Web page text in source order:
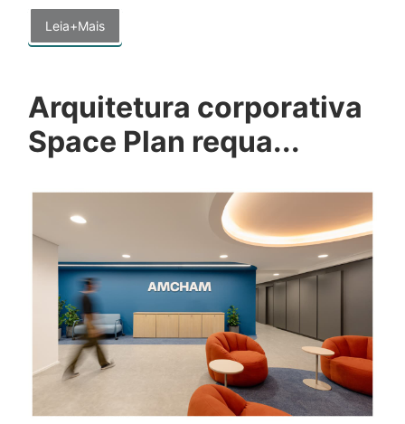
Leia+Mais
Arquitetura corporativa
Space Plan requa...